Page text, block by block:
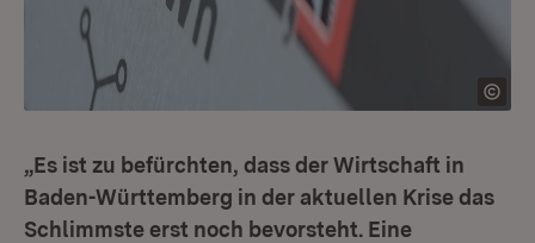
„Es ist zu befürchten, dass der Wirtschaft in
Baden-Württemberg in der aktuellen Krise das
Schlimmste erst noch bevorsteht. Eine